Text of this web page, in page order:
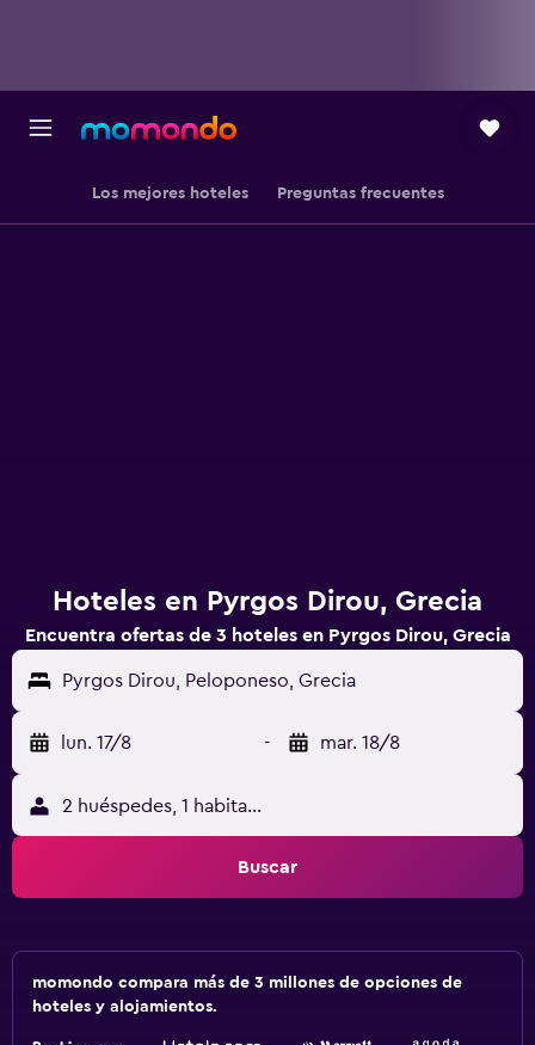
Los mejores hoteles Preguntas frecuentes
Hoteles en Pyrgos Dirou, Grecia
Encuentra ofertas de 3 hoteles en Pyrgos Dirou, Grecia
Pyrgos Dirou, Peloponeso, Grecia
lun. 17/8 - mar. 18/8
2 huéspedes, 1 habitación
Buscar
momondo compara más de 3 millones de opciones de
hoteles y alojamientos.